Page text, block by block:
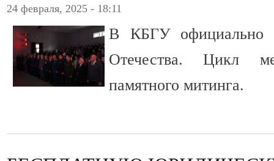
24 февраля, 2025 - 18:11
В КБГУ официально
Отечества. Цикл
памятного митинга.